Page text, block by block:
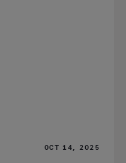
OCT 14, 2025